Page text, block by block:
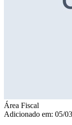
Área Fiscal
Adicionado em: 05/